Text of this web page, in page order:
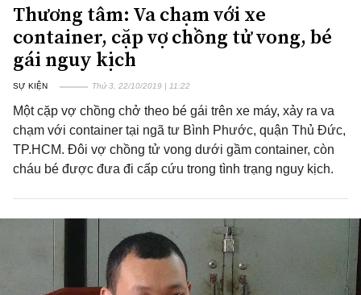
Thương tâm: Va chạm với xe
container, cặp vợ chồng tử vong, bé
gái nguy kịch
SỰ KIỆN Thứ 3, 22/10/2019 | 11:22
Một cặp vợ chồng chở theo bé gái trên xe máy, xảy ra va
chạm với container tại ngã tư Bình Phước, quận Thủ Đức,
TP.HCM. Đôi vợ chồng tử vong dưới gầm container, còn
cháu bé được đưa đi cấp cứu trong tình trạng nguy kịch.